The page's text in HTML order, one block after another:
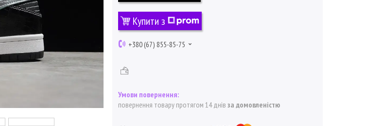
Купити з
+380 (67) 855-85-75
повернення товару протягом 14 днів за домовленістю